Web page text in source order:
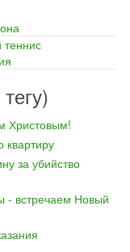
теннис
Христовым!
квартиру
за убийство
- встречаем Новый